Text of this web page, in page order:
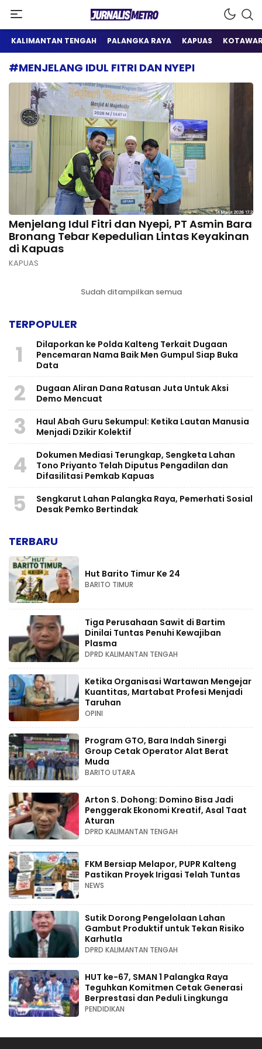
Jurnalis Metro
Satu Wadah Informasi
KALIMANTAN TENGAH PALANGKA RAYA KAPUAS
#MENJELANG IDUL FITRI DAN NYEPI
Menjelang Idul Fitri dan Nyepi, PT Asmin Bara
Bronang Tebar Kepedulian Lintas Keyakinan
di Kapuas
KAPUAS
Sudah ditampilkan semua
TERPOPULER
1
Dilaporkan ke Polda Kalteng Terkait Dugaan
Pencemaran Nama Baik Men Gumpul Siap Buka
Data
2
Dugaan Aliran Dana Ratusan Juta Untuk Aksi
Demo Mencuat
3
Haul Abah Guru Sekumpul: Ketika Lautan Manusia
Menjadi Dzikir Kolektif
4
​Dokumen Mediasi Terungkap, Sengketa Lahan
Tono Priyanto Telah Diputus Pengadilan dan
Difasilitasi Pemkab Kapuas
5
Sengkarut Lahan Palangka Raya, Pemerhati Sosial
Desak Pemko Bertindak
TERBARU
Hut Barito Timur Ke 24
BARITO TIMUR
Tiga Perusahaan Sawit di Bartim
Dinilai Tuntas Penuhi Kewajiban
Plasma
DPRD KALIMANTAN TENGAH
Ketika Organisasi Wartawan Mengejar
Kuantitas, Martabat Profesi Menjadi
Taruhan
OPINI
Program GTO, Bara Indah Sinergi
Group Cetak Operator Alat Berat
Muda
BARITO UTARA
Arton S. Dohong: Domino Bisa Jadi
Penggerak Ekonomi Kreatif, Asal Taat
Aturan
DPRD KALIMANTAN TENGAH
FKM Bersiap Melapor, PUPR Kalteng
Pastikan Proyek Irigasi Telah Tuntas
NEWS
Sutik Dorong Pengelolaan Lahan
Gambut Produktif untuk Tekan Risiko
Karhutla
DPRD KALIMANTAN TENGAH
HUT ke-67, SMAN 1 Palangka Raya
Teguhkan Komitmen Cetak Generasi
Berprestasi dan Peduli Lingkunga
PENDIDIKAN